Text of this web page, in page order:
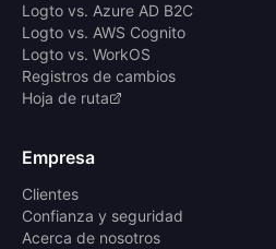
Logto vs. Azure AD B2C
Logto vs. AWS Cognito
Logto vs. WorkOS
Registros de cambios
Hoja de ruta
Empresa
Clientes
Confianza y seguridad
Acerca de nosotros